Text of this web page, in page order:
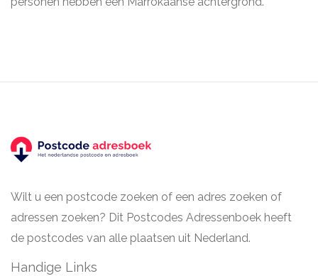
Wilt u een postcode zoeken of een adres zoeken of
adressen zoeken? Dit Postcodes Adressenboek heeft
de postcodes van alle plaatsen uit Nederland.
Handige Links